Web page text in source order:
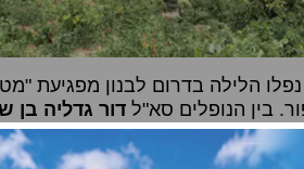
נפלו הלילה בדרום לבנון מפגיעת
בין הנופלים סא"ל דור גדליה בן
טרם הותר לפרסום שמותיהם של